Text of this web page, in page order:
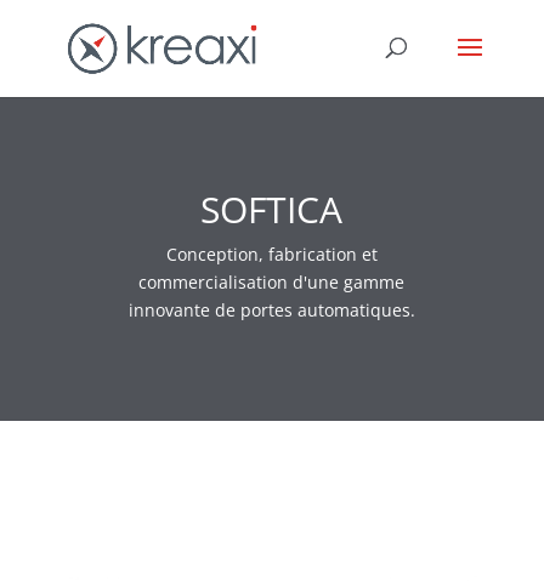
SOFTICA
Conception, fabrication et
commercialisation d'une gamme
innovante de portes automatiques.